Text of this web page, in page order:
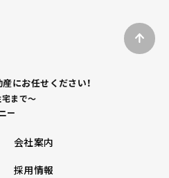
にお任せください！
まで～
ー
会社案内
採用情報